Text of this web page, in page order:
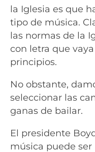
la Iglesia es que
tipo de música.
las normas de la
con letra que
principios.
No obstante,
seleccionar las
ganas de bailar.
El presidente
música puede